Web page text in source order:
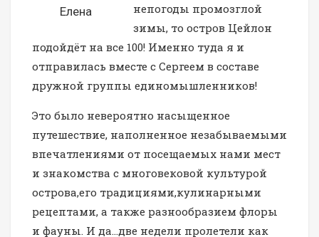
Елена
непогоды промозглой
зимы, то остров Цейлон
подойдёт на все 100! Именно туда я и
отправилась вместе с Сергеем в составе
дружной группы единомышленников!
Это было невероятно насыщенное
путешествие, наполненное незабываемыми
впечатлениями от посещаемых нами мест
и знакомства с многовековой культурой
острова,его традициями,кулинарными
рецептами, а также разнообразием флоры
и фауны. И да…две недели пролетели как